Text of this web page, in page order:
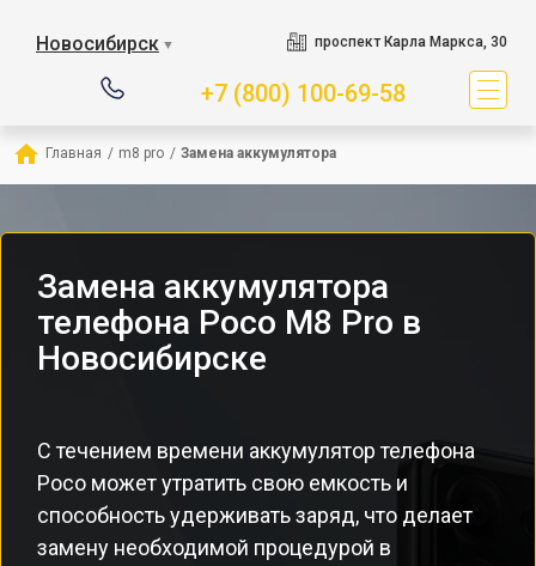
Новосибирск ▼ проспект Карла Маркса, 30
+7 (800) 100-69-58
Главная / m8 pro / Замена аккумулятора
Замена аккумулятора
телефона Poco M8 Pro в
Новосибирске
С течением времени аккумулятор телефона
Poco может утратить свою емкость и
способность удерживать заряд, что делает
замену необходимой процедурой в